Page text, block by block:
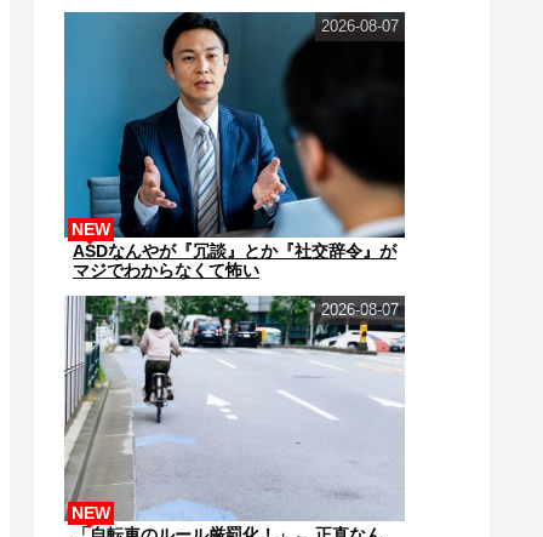
ASDなんやが『冗談』とか『社交辞令』が
マジでわからなくて怖い
NEW
2026-08-07
NEW
2026-08-07